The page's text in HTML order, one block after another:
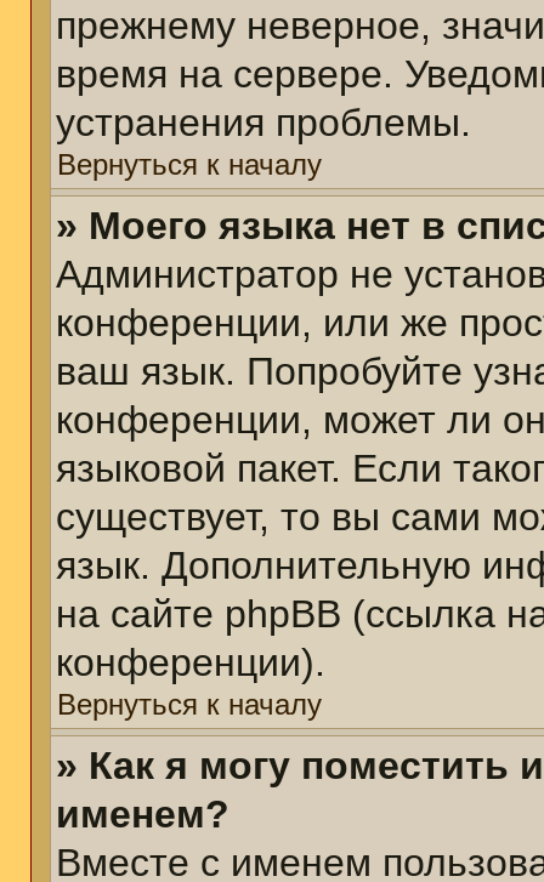
прежнему неверное,
время на сервере.
устранения проблемы.
Вернуться к началу
» Моего языка нет в
Администратор не
конференции, или же
ваш язык. Попробуйте
конференции, может ли
языковой пакет. Если
существует, то вы сами
язык. Дополнительную
на сайте phpBB (ссылка
конференции).
Вернуться к началу
» Как я могу поместить
именем?
Вместе с именем